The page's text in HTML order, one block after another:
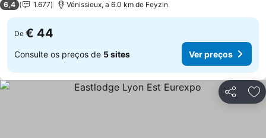
6,4 1.677 Vénissieux, a 6.0 km de Feyzin
De € 44
Consulte os preços de 5 sites Ver preços
Partilhar